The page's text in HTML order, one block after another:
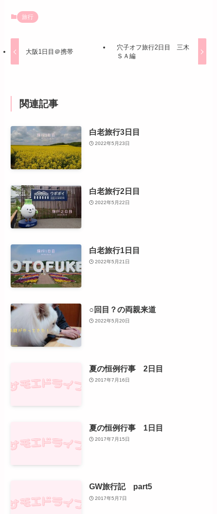
旅行
大阪1日目＠携帯
穴子オフ旅行2日目 三木
ＳＡ編
関連記事
白老旅行3日目
2022年5月23日
白老旅行2日目
2022年5月22日
白老旅行1日目
2022年5月21日
○回目？の両親来道
2022年5月20日
夏の恒例行事 2日目
2017年7月16日
夏の恒例行事 1日目
2017年7月15日
GW旅行記 part5
2017年5月7日